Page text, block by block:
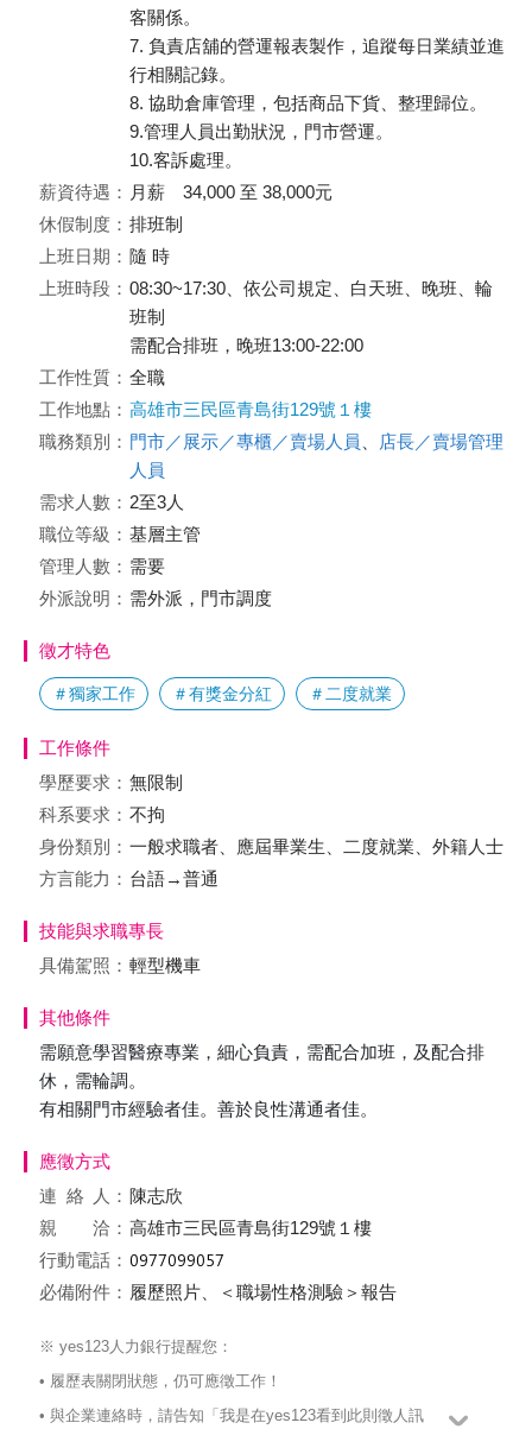
客關係。
7. 負責店舖的營運報表製作，追蹤每日業績並進
行相關記錄。
8. 協助倉庫管理，包括商品下貨、整理歸位。
9.管理人員出勤狀況，門市營運。
10.客訴處理。
薪資待遇： 月薪 34,000 至 38,000元
休假制度： 排班制
上班日期： 隨 時
上班時段： 08:30~17:30、依公司規定、白天班、晚班、輪
班制
需配合排班，晚班13:00-22:00
工作性質： 全職
工作地點： 高雄市三民區青島街129號１樓
職務類別： 門市／展示／專櫃／賣場人員
店長／賣場管理
人員
需求人數： 2至3人
職位等級： 基層主管
管理人數： 需要
外派說明： 需外派，門市調度
徵才特色
＃獨家工作 ＃有獎金分紅 ＃二度就業
工作條件
學歷要求： 無限制
科系要求： 不拘
身份類別： 一般求職者、應屆畢業生、二度就業、外籍人士
方言能力： 台語→普通
技能與求職專長
具備駕照： 輕型機車
其他條件
需願意學習醫療專業，細心負責，需配合加班，及配合排
休，需輪調。
有相關門市經驗者佳。善於良性溝通者佳。
應徵方式
連絡
人： 陳志欣
親 洽： 高雄市三民區青島街129號１樓
行動電話：
必備附件： 履歷照片、＜職場性格測驗＞報告
※ yes123人力銀行提醒您：
• 履歷表關閉狀態，仍可應徵工作！
• 與企業連絡時，請告知「我是在yes123看到此則徵人訊